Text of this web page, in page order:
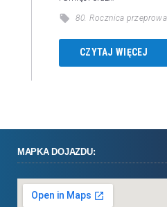
80. Rocznica
CZYTAJ WIĘCEJ
MAPKA DOJAZDU: